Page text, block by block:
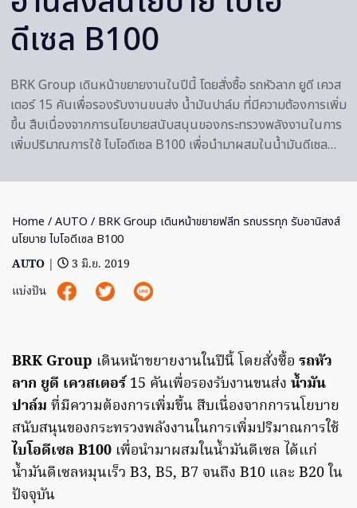
ดีเซล B100
BRK Group เดินหน้าขยายงานในปีนี้ โดยสั่งซื้อ รถหัวลาก ยูดี เควส
เตอร์ 15 คันเพื่อรองรับงานขนส่ง น้ำมันปาล์ม ที่มีความต้องการเพิ่ม
ขึ้น สืบเนื่องจากการนโยบายสนับสนุนของกระทรวงพลังงานในการ
เพิ่มปริมาณการใช้ ไบโอดีเซล B100 เพื่อนำมาผสมในน้ำมันดีเซล…
Home /AUTO / BRK Group เดินหน้าขยายฟลีท รถบรรทุก รับอานิสงส์
นโยบาย ไบโอดีเซล B100
AUTO |
3 มิ.ย. 2019
แบ่งปัน
BRK Group เดินหน้าขยายงานในปีนี้ โดยสั่งซื้อ รถหัว
ลาก ยูดี เควสเตอร์15 คันเพื่อรองรับงานขนส่ง น้ำมัน
ปาล์ม ที่มีความต้องการเพิ่มขึ้น สืบเนื่องจากการนโยบาย
สนับสนุนของกระทรวงพลังงานในการเพิ่มปริมาณการใช้
ไบโอดีเซล B100 เพื่อนำมาผสมในน้ำมันดีเซล ได้แก่
น้ำมันดีเซลหมุนเร็ว B3, B5, B7 จนถึง B10 และ B20 ใน
ปัจจุบัน